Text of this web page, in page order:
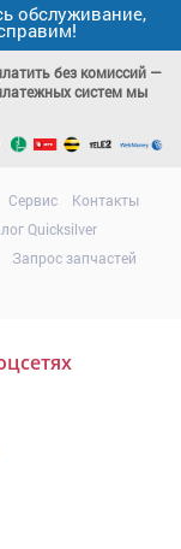
обслуживание,
без комиссий —
систем мы
Сервис
Контакты
Quicksilver
Запрос запчастей